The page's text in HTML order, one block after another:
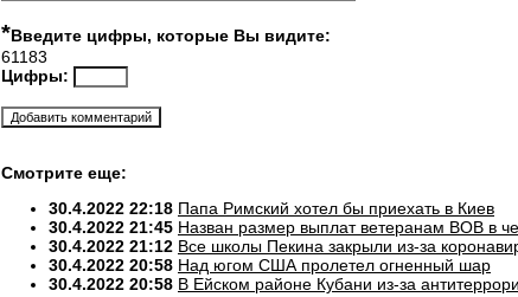
*Введите цифры, которые Вы видите:
61183
Цифры:
Смотрите еще:
30.4.2022 22:18 Папа Римский хотел бы приехать в Киев
30.4.2022 21:45 Назван размер выплат ветеранам ВОВ в
30.4.2022 21:12 Все школы Пекина закрыли из-за
30.4.2022 20:58 Над югом США пролетел огненный шар
30.4.2022 20:58 В Ейском районе Кубани из-за